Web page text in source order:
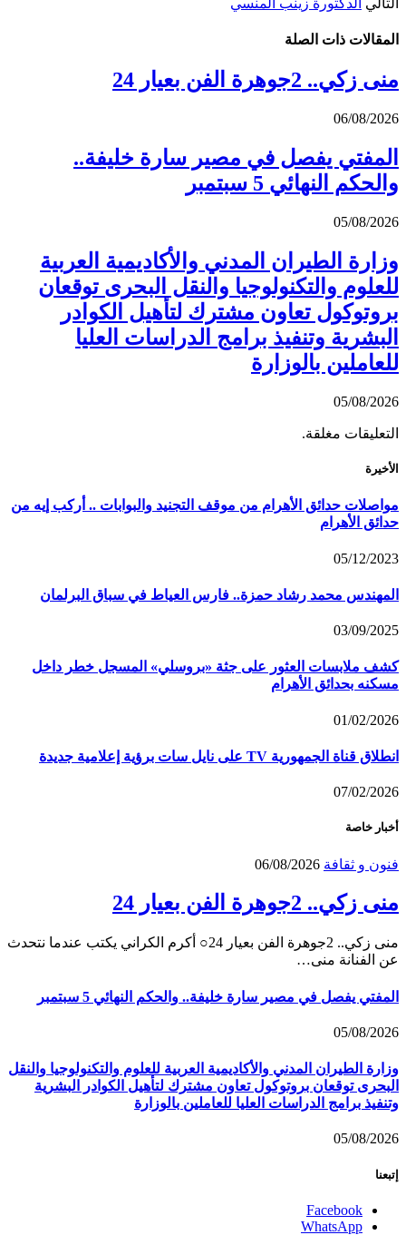
التالي الدكتورة زينب المنسي
المقالات ذات الصلة
منى زكي.. 2جوهرة الفن بعيار 24
06/08/2026
المفتي يفصل في مصير سارة خليفة..
والحكم النهائي 5 سبتمبر
05/08/2026
وزارة الطيران المدني والأكاديمية العربية
للعلوم والتكنولوجيا والنقل البحرى توقعان
بروتوكول تعاون مشترك لتأهيل الكوادر
البشرية وتنفيذ برامج الدراسات العليا
للعاملين بالوزارة
05/08/2026
التعليقات مغلقة.
الأخيرة
مواصلات حدائق الأهرام من موقف التجنيد والبوابات .. أركب إيه من
حدائق الأهرام
05/12/2023
المهندس محمد رشاد حمزة.. فارس العياط في سباق البرلمان
03/09/2025
كشف ملابسات العثور على جثة «بروسلي» المسجل خطر داخل
مسكنه بحدائق الأهرام
01/02/2026
انطلاق قناة الجمهورية TV على نايل سات برؤية إعلامية جديدة
07/02/2026
أخبار خاصة
فنون و ثقافة 06/08/2026
منى زكي.. 2جوهرة الفن بعيار 24
منى زكي.. 2جوهرة الفن بعيار 24○ أكرم الكراني يكتب عندما نتحدث
عن الفنانة منى…
المفتي يفصل في مصير سارة خليفة.. والحكم النهائي 5 سبتمبر
05/08/2026
وزارة الطيران المدني والأكاديمية العربية للعلوم والتكنولوجيا والنقل
البحرى توقعان بروتوكول تعاون مشترك لتأهيل الكوادر البشرية
وتنفيذ برامج الدراسات العليا للعاملين بالوزارة
05/08/2026
إتبعنا
Facebook
WhatsApp